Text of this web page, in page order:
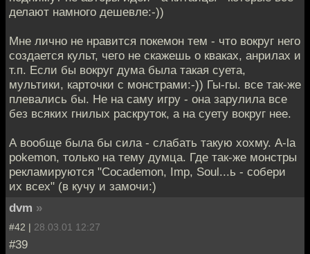
делают намного дешевле:-))
Мне лично не нравится покемон тем - что вокруг него
создается культ, чего не скажешь о кваках, анрилах и
т.п. Если бы вокруг дума была такая суета,
мультики, карточки с монстрами:-)) Гы-гы. все так-же
плевались бы. Не на саму игру - она зарулила все
без всяких гнилых раскруток, а на суету вокруг нее.
А вообще была бы сила - слабать такую хохму. A-la
pokemon, только на тему думца. Где так-же монстры
рекламируются "Cocademon, Imp, Soul...ь - собери
их всех" (в кучу и замочи:)
dvm »
#42 | 28.03.01 12:27
#39